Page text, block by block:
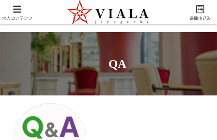
QA
求人コンテンツ 各種申込み